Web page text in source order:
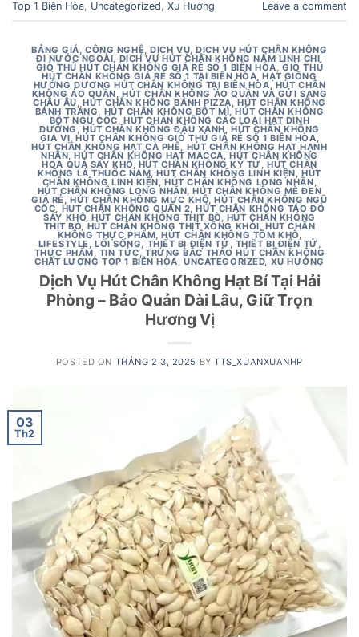
Top 1 Biên Hòa Uncategorized Xu Hướng Leave a comment
BẢNG GIÁ,CÔNG NGHỆ,DỊCH VỤ,DỊCH VỤ HÚT CHÂN KHÔNG
ĐI NƯỚC NGOÀI, DỊCH VỤ HÚT CHÂN KHÔNG NẤM LINH CHI,
GIÒ THỦ HÚT CHÂN KHÔNG GIÁ RẺ SỐ 1 BIÊN HÒA,GIÒ THỦ
HÚT CHÂN KHÔNG GIÁ RẺ SỐ 1 TẠI BIÊN HÒA,HẠT GIỐNG
HƯỚNG DƯƠNG HÚT CHÂN KHÔNG TẠI BIÊN HÒA, HÚT CHÂN
KHÔNG ÁO QUẦN,HÚT CHÂN KHÔNG ÁO QUẦN VÀ GỬI SANG
CHÂU ÂU,HÚT CHÂN KHÔNG BÁNH PIZZA,HÚT CHÂN KHÔNG
BÁNH TRÁNG, HÚT CHÂN KHÔNG BỘT MÌ,HÚT CHÂN KHÔNG
BỘT NGŨ CỐC,HÚT CHÂN KHÔNG CÁC LOẠI HẠT DINH
DƯỠNG ,HÚT CHÂN KHÔNG ĐẬU XANH,HÚT CHÂN KHÔNG
GIA VỊ,HÚT CHÂN KHÔNG GIÒ THỦ GIÁ RẺ SỐ 1 BIÊN HÒA,
HÚT CHÂN KHÔNG HẠT CÀ PHÊ, HÚT CHÂN KHÔNG HẠT HẠNH
NHÂN,HÚT CHÂN KHÔNG HẠT MACCA,HÚT CHÂN KHÔNG
HOA QUẢ SẤY KHÔ, HÚT CHÂN KHÔNG KỶ TỬ ,HÚT CHÂN
KHÔNG LÁ THUỐC NAM,HÚT CHÂN KHÔNG LINH KIỆN,HÚT
CHÂN KHÔNG LINH KIỆN,HÚT CHÂN KHÔNG LONG NHÃN,
HÚT CHÂN KHÔNG LONG NHÃN,HÚT CHÂN KHÔNG MÈ ĐEN
GIÁ RẺ, HÚT CHÂN KHÔNG MỰC KHÔ,HÚT CHÂN KHÔNG NGŨ
CỐC, HUT CHÂN KHÔNG QUẬN 2,HÚT CHÂN KHÔNG TÁO ĐỎ
SẤY KHÔ,HÚT CHÂN KHÔNG THỊT BÒ, HÚT CHÂN KHÔNG
THỊT BÒ, HÚT CHÂN KHÔNG THỊT XÔNG KHÓI, HÚT CHÂN
KHÔNG THỰC PHẨM,HÚT CHÂN KHÔNG TÔM KHÔ,
LIFESTYLE, LỐI SỐNG, THIẾT BỊ ĐIỆN TỬ , THIẾT BỊ ĐIỆN TỬ ,
THỰC PHẨM, TIN TỨC, TRỨNG BẮC THẢO HÚT CHÂN KHÔNG
CHẤT LƯỢNG TOP 1 BIÊN HÒA,UNCATEGORIZED, XU HƯỚNG
Dịch Vụ Hút Chân Không Hạt Bí Tại Hải
Phòng – Bảo Quản Dài Lâu, Giữ Trọn
Hương Vị
POSTED ON THÁNG 2 3, 2025 BYTTS_XUANXUANHP
03
Th2